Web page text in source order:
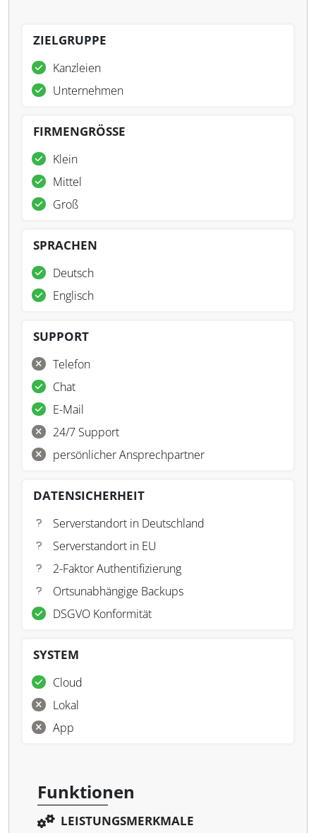
ZIELGRUPPE
Kanzleien
Unternehmen
FIRMENGRÖSSE
Klein
Mittel
Groß
SPRACHEN
Deutsch
Englisch
SUPPORT
Telefon
Chat
E-Mail
24/7 Support
persönlicher Ansprechpartner
DATENSICHERHEIT
Serverstandort in Deutschland
Serverstandort in EU
2-Faktor Authentifizierung
Ortsunabhängige Backups
DSGVO Konformität
SYSTEM
Cloud
Lokal
App
Funktionen
LEISTUNGSMERKMALE